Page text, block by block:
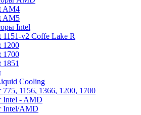
AM4
AM5
Intel
1151-v2 Coffe Lake R
1200
1700
1851
Cooling
775, 1156, 1366, 1200, 1700
Intel - AMD
Intel/AMD